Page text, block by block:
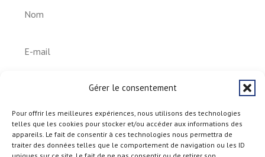
Gérer le consentement
Pour offrir les meilleures expériences, nous utilisons des technologies
telles que les cookies pour stocker et/ou accéder aux informations des
appareils. Le fait de consentir à ces technologies nous permettra de
traiter des données telles que le comportement de navigation ou les ID
S'abonner